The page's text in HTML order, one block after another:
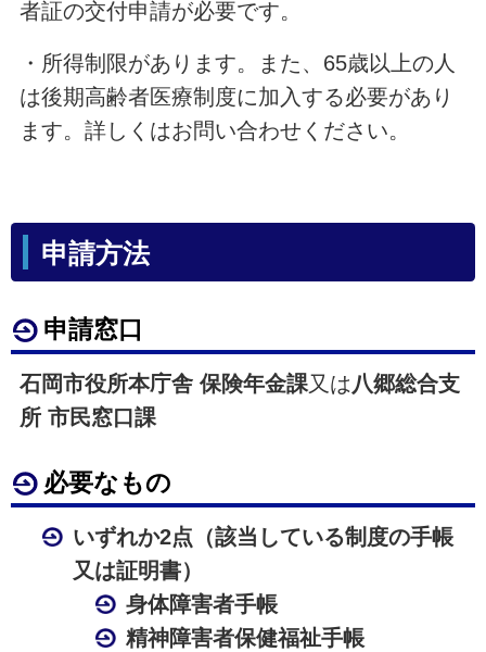
者証の交付申請が必要です。
・所得制限があります。また、65歳以上の人
は後期高齢者医療制度に加入する必要があり
ます。詳しくはお問い合わせください。
申請方法
申請窓口
石岡市役所本庁舎 保険年金課又は 八郷総合支
所 市民窓口課
必要なもの
いずれか2点（該当している制度の手帳
又は証明書）
身体障害者手帳
精神障害者保健福祉手帳